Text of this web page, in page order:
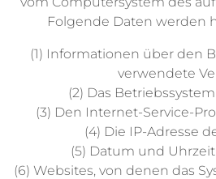
Folgende Daten werden
(1) Informationen über den
verwendete
(2) Das
(3) Den Internet-Service-
(4) Die IP-Adresse
(5) Datum und
(6) Websites, von denen das